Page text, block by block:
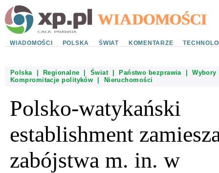
WIADOMOŚCI POLSKA ŚWIAT KOMENTARZE
Polska| Regionalne Świat| Państwo bezprawia|Wybory
Kompromitacje polityków
Nieruchomości
Polsko-watykański
establishment
zabójstwa m. in. w